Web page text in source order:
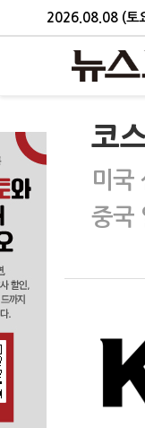
2026.08.08 (토
코
미국
중국